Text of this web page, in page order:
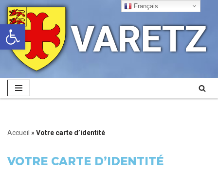
Ouvrir la barre d’outils
Aller
au
contenu
VARETZ
Accueil » Votre carte d’identité
VOTRE CARTE D’IDENTITÉ
Français